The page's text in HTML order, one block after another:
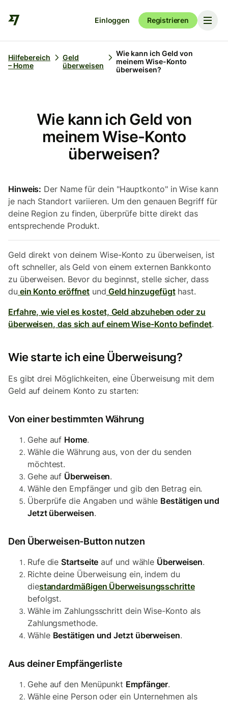
Einloggen Registrieren
Hilfebereich
– Home
Geld
überweisen
Wie kann ich Geld von
meinem Wise-Konto
überweisen?
Wie kann ich Geld von
meinem Wise-Konto
überweisen?
Hinweis: Der Name für dein "Hauptkonto" in Wise kann
je nach Standort variieren. Um den genauen Begriff für
deine Region zu finden, überprüfe bitte direkt das
entsprechende Produkt.
Geld direkt von deinem Wise-Konto zu überweisen, ist
oft schneller, als Geld von einem externen Bankkonto
zu überweisen. Bevor du beginnst, stelle sicher, dass
du ein Konto eröffnet und Geld hinzugefügthast.
Erfahre, wie viel es kostet, Geld abzuheben oder zu
überweisen, das sich auf einem Wise-Konto befindet.
Wie starte ich eine Überweisung?
Es gibt drei Möglichkeiten, eine Überweisung mit dem
Geld auf deinem Konto zu starten:
Von einer bestimmten Währung
Gehe auf Home.
Wähle die Währung aus, von der du senden
möchtest.
Gehe auf Überweisen.
Wähle den Empfänger und gib den Betrag ein.
Überprüfe die Angaben und wähle Bestätigen und
Jetzt überweisen.
Den Überweisen-Button nutzen
Rufe dieStartseite auf und wähle Überweisen.
Richte deine Überweisung ein, indem du
diestandardmäßigen Überweisungsschritte
befolgst.
Wähle im Zahlungsschritt dein Wise-Konto als
Zahlungsmethode.
Wähle Bestätigen und Jetzt überweisen.
Aus deiner Empfängerliste
Gehe auf den Menüpunkt Empfänger.
Wähle eine Person oder ein Unternehmen als